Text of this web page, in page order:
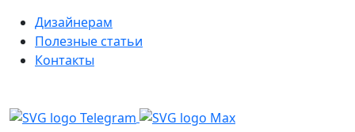
Дизайнерам
Полезные статьи
Контакты